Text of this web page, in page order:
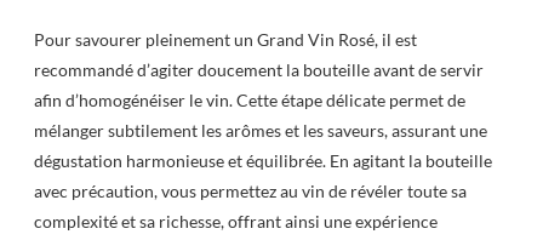
Pour savourer pleinement un Grand Vin Rosé, il est
recommandé d’agiter doucement la bouteille avant de servir
afin d’homogénéiser le vin. Cette étape délicate permet de
mélanger subtilement les arômes et les saveurs, assurant une
dégustation harmonieuse et équilibrée. En agitant la bouteille
avec précaution, vous permettez au vin de révéler toute sa
complexité et sa richesse, offrant ainsi une expérience